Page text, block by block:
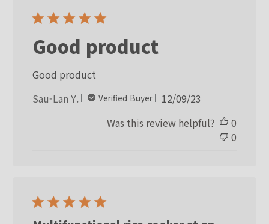
Good product
Good product
Sau-Lan Y.
Verified Buyer
Published
12/09/23
Was this review helpful?
0
0